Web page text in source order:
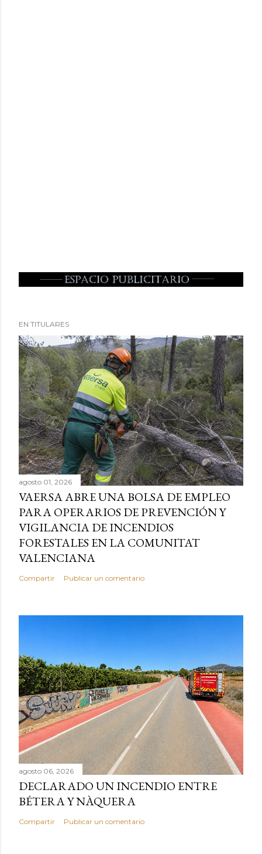
EN TITULARES
agosto 01, 2026
VAERSA ABRE UNA BOLSA DE EMPLEO
PARA OPERARIOS DE PREVENCIÓN Y
VIGILANCIA DE INCENDIOS
FORESTALES EN LA COMUNITAT
VALENCIANA
Compartir Publicar un comentario
agosto 06, 2026
DECLARADO UN INCENDIO ENTRE
BÉTERA Y NÀQUERA
Compartir Publicar un comentario